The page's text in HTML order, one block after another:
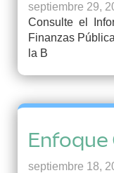
septiembre 29,
Consulte el
Finanzas
la B
Enfoque
septiembre 18,